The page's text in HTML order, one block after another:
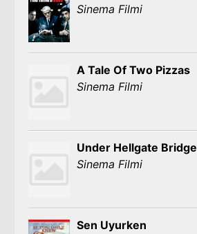
Sinema Filmi
A Tale Of Two Pizzas
Sinema Filmi
Under Hellgate Bridge
Sinema Filmi
Sen Uyurken